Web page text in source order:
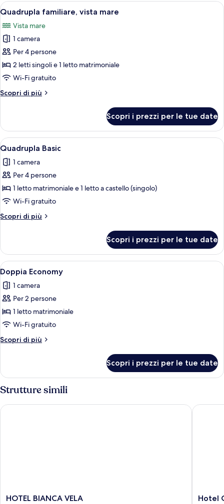
Apri
tutte
le
foto
per
Quadrupla
familiare,
mare
Una camera d'albergo con due letti,
9
Quadrupla familiare, vista mare
Vista mare
1 camera
Per 4 persone
2 letti singoli e 1 letto matrimoniale
Wi-Fi gratuito
Scopri di più
Altri
familiare,
vista
mare
Scopri i prezzi per le tue date
Apri
tutte
le
foto
per
Quadrupla
Basic
Quadrupla Basic | Una cassaforte in
1
Quadrupla Basic
1 camera
Per 4 persone
1 letto matrimoniale e 1 letto a castello (singolo)
Wi-Fi gratuito
Scopri di più
Altri
Basic
Scopri i prezzi per le tue date
Apri
tutte
le
foto
per
Doppia
Economy
Doppia Economy | Una cassaforte
1
Doppia Economy
1 camera
Per 2 persone
1 letto matrimoniale
Wi-Fi gratuito
Scopri di più
Altri
Economy
Scopri i prezzi per le tue date
Strutture simili
HOTEL
HOTEL BIANCA VELA
HOTEL BIANCA VELA
Hotel
Hotel
Hotel